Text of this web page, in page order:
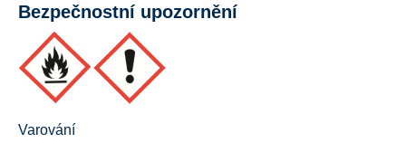
Bezpečnostní upozornění
Varování